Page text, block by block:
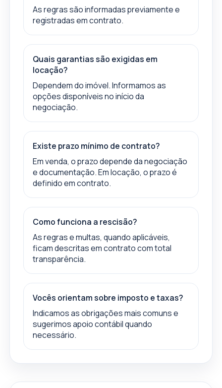
As regras são informadas previamente e
registradas em contrato.
Quais garantias são exigidas em
locação?
Dependem do imóvel. Informamos as
opções disponíveis no início da
negociação.
Existe prazo mínimo de contrato?
Em venda, o prazo depende da negociação
e documentação. Em locação, o prazo é
definido em contrato.
Como funciona a rescisão?
As regras e multas, quando aplicáveis,
ficam descritas em contrato com total
transparência.
Vocês orientam sobre imposto e taxas?
Indicamos as obrigações mais comuns e
sugerimos apoio contábil quando
necessário.